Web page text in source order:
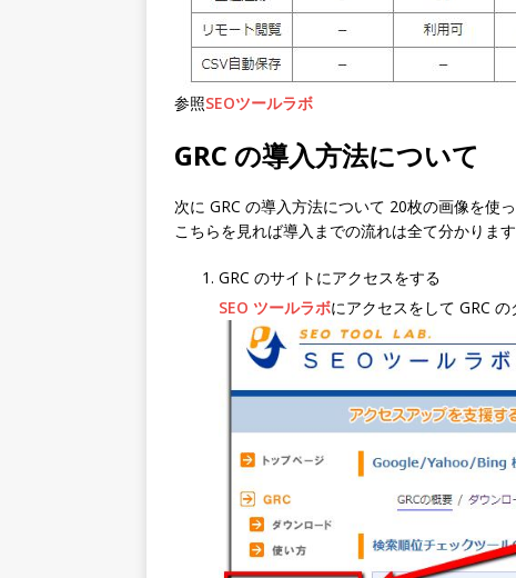
参照SEOツールラボ
GRC の導入方法について
次に GRC の導入方法について 20枚の画像を使
こちらを見れば導入までの流れは全て分かりま
GRC のサイトにアクセスをする
SEO ツールラボにアクセスをして GRC の